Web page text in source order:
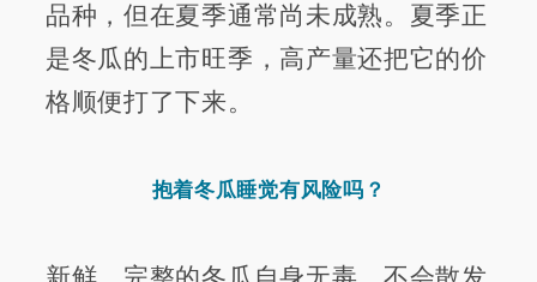
品种，但在夏季通常尚未成熟。夏季正
是冬瓜的上市旺季，高产量还把它的价
格顺便打了下来。
抱着冬瓜睡觉有风险吗？